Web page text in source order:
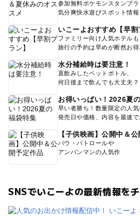
参加無料ポケモンスタンプラ
気分爽快水遊びスポット情報
いこーよおすすめ【早割
ファミリー向け人気ホテルも
旅行の予約は早めが断然お得
水分補給時は要注意！
直飲みしたペットボトル、
何日後まで飲んでも大丈夫？
お得いっぱい！2026夏
早い者勝ち！数量限定の人
発売日や価格、内容を最速で
【子供映画】公開中＆
パウ・パトロールや
アンパンマンの人気作
SNSでいこーよの最新情報をチ